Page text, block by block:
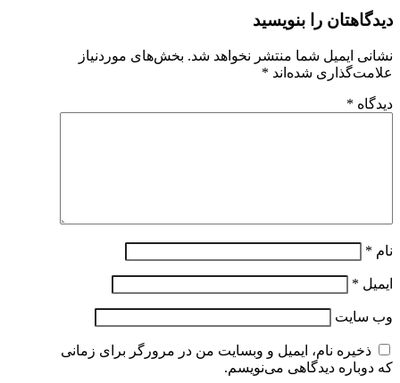
دیدگاهتان را بنویسید
نشانی ایمیل شما منتشر نخواهد شد. بخش‌های موردنیاز
علامت‌گذاری شده‌اند *
دیدگاه *
نام *
ایمیل *
وب‌ سایت
ذخیره نام، ایمیل و وبسایت من در مرورگر برای زمانی
که دوباره دیدگاهی می‌نویسم.